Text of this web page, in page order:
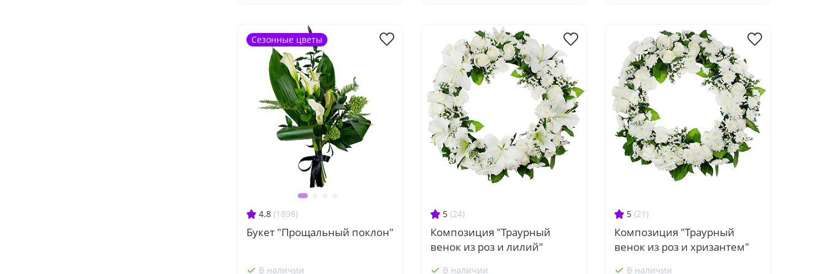
4.8 (1898)
Букет "Прощальный поклон"
В наличии
Сезонные цветы
5 (24)
Композиция "Траурный
венок из роз и лилий"
В наличии
5 (21)
Композиция "Траурный
венок из роз и хризантем"
В наличии